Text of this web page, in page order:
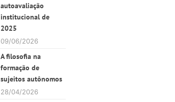
autoavaliação
institucional de
2025
09/06/2026
A filosofia na
formação de
sujeitos autônomos
28/04/2026